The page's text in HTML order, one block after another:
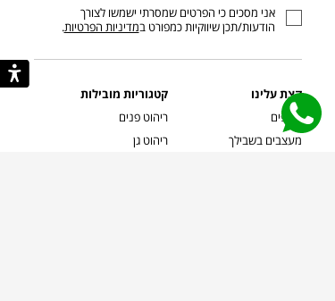
דוא”לאני מסכים כי הפרטים שמסרתי ישמשו לצורך
הודעות/תכן שיווקיות כמפורט במדיניות הפרטיות.
קצת עלינו
סניפים
מעצבים בשבילך
קטגוריות מובילות
ריהוט פנים
ריהוט גן